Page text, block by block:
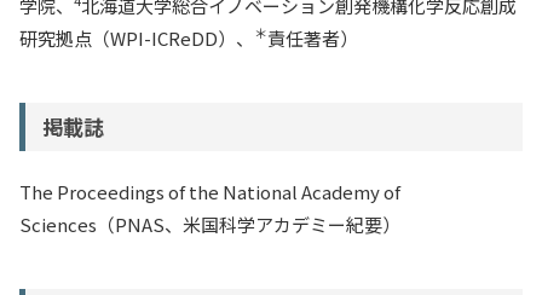
学院、
北海道大学総合イノベーション創発機構化学反応創成
研究拠点（WPI-ICReDD）、
＊責任著者）
掲載誌
The Proceedings of the National Academy of
Sciences（PNAS、米国科学アカデミー紀要）